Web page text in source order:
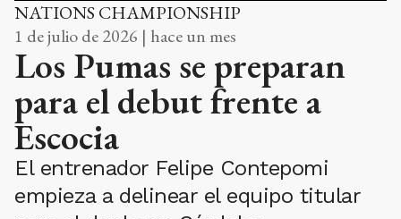
NATIONS CHAMPIONSHIP
1 de julio de 2026 | hace un mes
Los Pumas se preparan
para el debut frente a
Escocia
El entrenador Felipe Contepomi
empieza a delinear el equipo titular